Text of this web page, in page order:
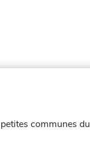
communes du